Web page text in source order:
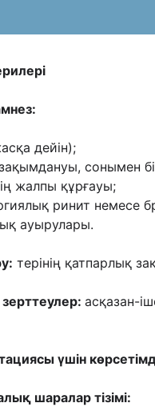
дейін);
сонымен
жалпы құрғауы;
ринит немесе
ауырулары.
терінің қатпарлық
асқазан-
үшін
шаралар тізімі: